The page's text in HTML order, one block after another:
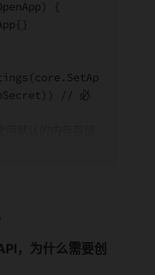
{
// 必
、默认日志
，为什么需要创